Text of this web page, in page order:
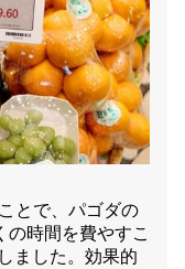
とで、パゴダの
の時間を費やすこ
ました。効果的